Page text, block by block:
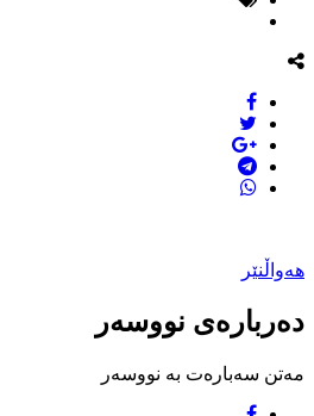
هەواڵنێر
دەربارەی نووسەر
مەتن سەبارەت بە نووسەر